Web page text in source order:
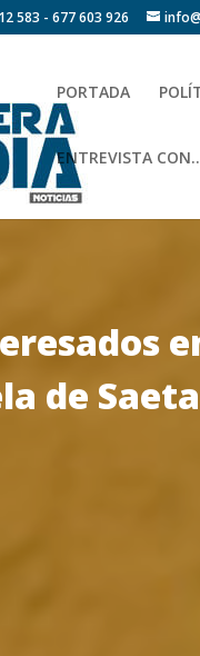
583 - 677 603 926
PORTADA
ENTREVISTA
de